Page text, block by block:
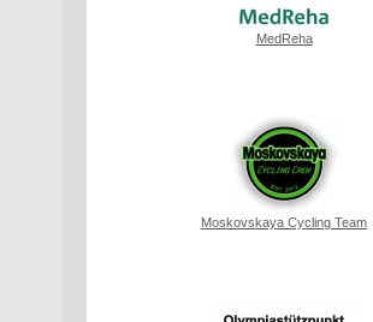
MedReha
Moskovskaya Cycling Team